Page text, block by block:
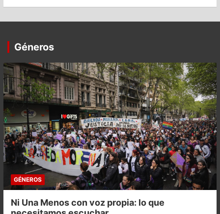
Géneros
GÉNEROS
Ni Una Menos con voz propia: lo que